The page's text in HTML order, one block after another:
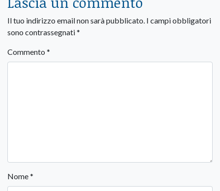
Il tuo indirizzo email non sarà pubblicato. I campi obbligatori
sono contrassegnati*
Commento *
Nome*